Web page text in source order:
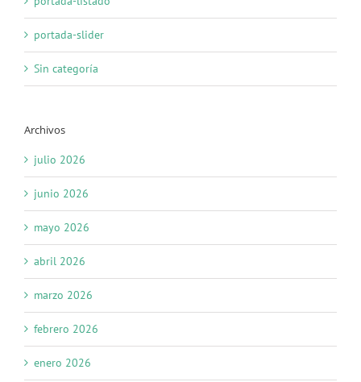
portada-slider
Sin categoría
Archivos
julio 2026
junio 2026
mayo 2026
abril 2026
marzo 2026
febrero 2026
enero 2026